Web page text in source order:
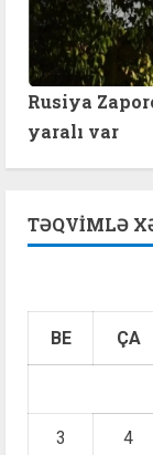
Rusiya
yaralı var
TƏQVIMLƏ
BE ÇA
3 4